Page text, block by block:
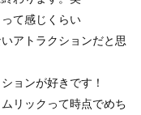
って感じくらい
アトラクションだと思
ョンが好きです！
リックって時点でめち